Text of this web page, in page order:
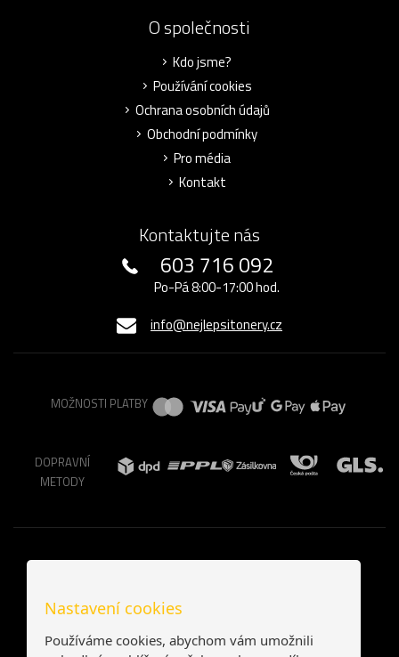
O společnosti
Kdo jsme?
Používání cookies
Ochrana osobních údajů
Obchodní podmínky
Pro média
Kontakt
Kontaktujte nás
603 716 092
Po-Pá 8:00-17:00 hod.
info@nejlepsitonery.cz
MOŽNOSTI PLATBY
DOPRAVNÍ
METODY
Nastavení cookies
Používáme cookies, abychom vám umožnili